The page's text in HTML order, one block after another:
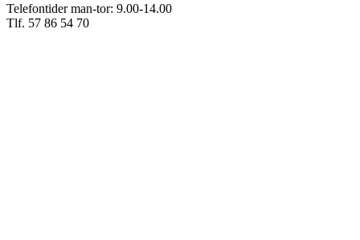
Telefontider man-tor: 9.00-14.00
Tlf. 57 86 54 70